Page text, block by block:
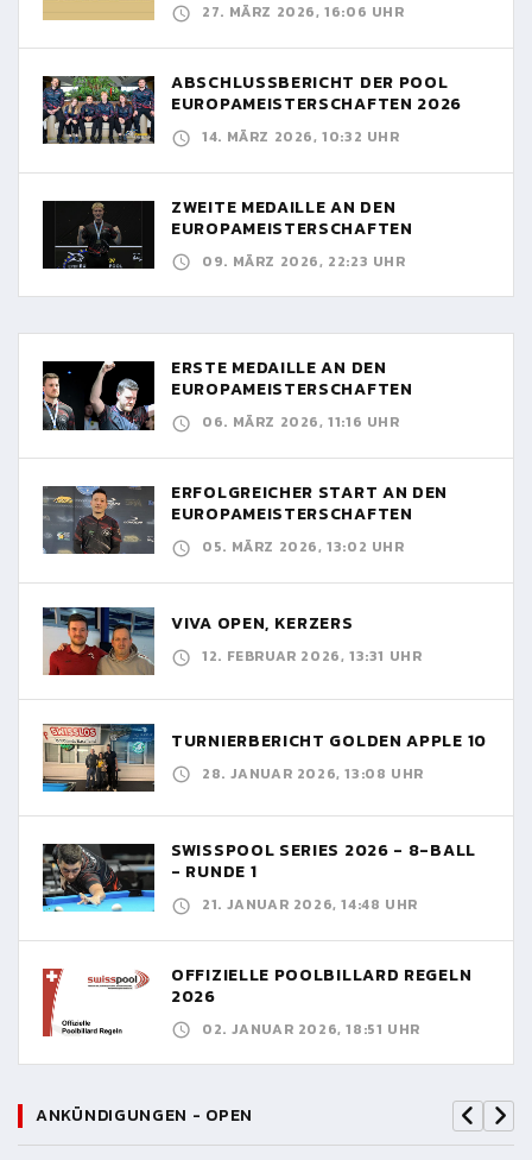
27. MÄRZ 2026, 16:06 UHR
ABSCHLUSSBERICHT DER POOL
EUROPAMEISTERSCHAFTEN 2026
14. MÄRZ 2026, 10:32 UHR
ZWEITE MEDAILLE AN DEN
EUROPAMEISTERSCHAFTEN
09. MÄRZ 2026, 22:23 UHR
ERSTE MEDAILLE AN DEN
EUROPAMEISTERSCHAFTEN
06. MÄRZ 2026, 11:16 UHR
ERFOLGREICHER START AN DEN
EUROPAMEISTERSCHAFTEN
05. MÄRZ 2026, 13:02 UHR
VIVA OPEN, KERZERS
12. FEBRUAR 2026, 13:31 UHR
TURNIERBERICHT GOLDEN APPLE 10
28. JANUAR 2026, 13:08 UHR
SWISSPOOL SERIES 2026 - 8-BALL
- RUNDE 1
21. JANUAR 2026, 14:48 UHR
OFFIZIELLE POOLBILLARD REGELN
2026
02. JANUAR 2026, 18:51 UHR
ANKÜNDIGUNGEN - OPEN